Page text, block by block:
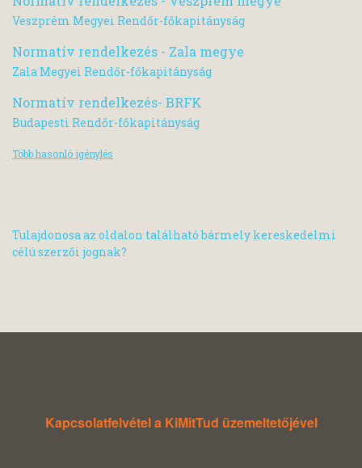
Veszprém Megyei Rendőr-főkapitányság
Normatív rendelkezés - Zala megye
Zala Megyei Rendőr-főkapitányság
Normatív rendelkezés- BRFK
Budapesti Rendőr-főkapitányság
Több hasonló igénylés
Tulajdonosa az oldalon található bármely kereskedelmi
célú szerzői jognak?
Kapcsolatfelvétel a KiMitTud üzemeltetőjével